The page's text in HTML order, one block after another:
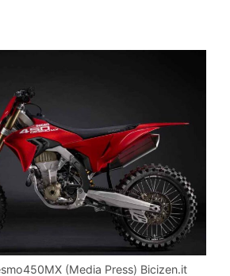
(Media Press) Bicizen.it